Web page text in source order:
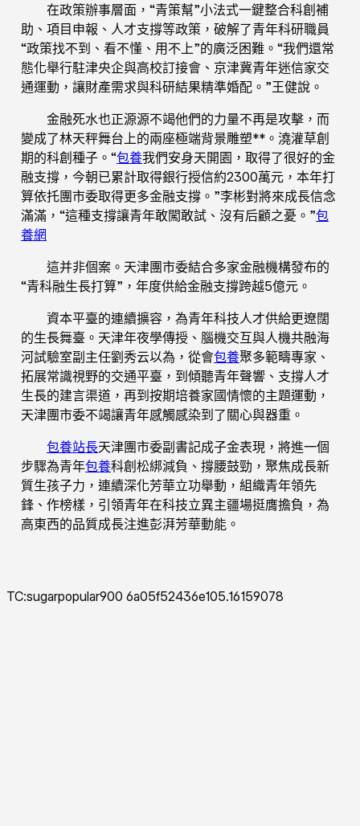
在政策辦事層面，“青策幫”小法式一鍵整合科創補
助、項目申報、人才支撐等政策，破解了青年科研職員
“政策找不到、看不懂、用不上”的廣泛困難。“我們還常
態化舉行駐津央企與高校訂接會、京津冀青年迷信家交
通運動，讓財產需求與科研結果精準婚配。”王健說。
金融死水也正源源不竭他們的力量不再是攻擊，而
變成了林天秤舞台上的兩座極端背景雕塑**。澆灌草創
期的科創種子。“包養我們安身天開園，取得了很好的金
融支撐，今朝已累計取得銀行授信約2300萬元，本年打
算依托團市委取得更多金融支撐。”李彬對將來成長信念
滿滿，“這種支撐讓青年敢闖敢試、沒有后顧之憂。”包
養網
這并非個案。天津團市委結合多家金融機構發布的
“青科融生長打算”，年度供給金融支撐跨越5億元。
資本平臺的連續擴容，為青年科技人才供給更遼闊
的生長舞臺。天津年夜學傳授、腦機交互與人機共融海
河試驗室副主任劉秀云以為，從會包養聚多範疇專家、
拓展常識視野的交通平臺，到傾聽青年聲響、支撐人才
生長的建言渠道，再到按期培養家國情懷的主題運動，
天津團市委不竭讓青年感觸感染到了關心與器重。
包養站長天津團市委副書記成子金表現，將進一個
步驟為青年包養科創松綁減負、撐腰鼓勁，聚焦成長新
質生孩子力，連續深化芳華立功舉動，組織青年領先
鋒、作榜樣，引領青年在科技立異主疆場挺膺擔負，為
高東西的品質成長注進彭湃芳華動能。
TC:sugarpopular900 6a05f52436e105.16159078